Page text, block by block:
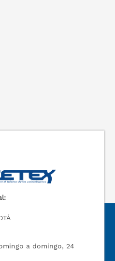
a domingo, 24